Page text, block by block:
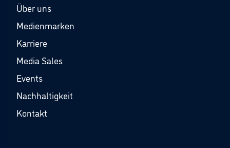
Über uns
Medienmarken
Karriere
Media Sales
Events
Nachhaltigkeit
Kontakt